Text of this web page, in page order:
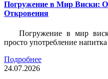
Погружение в Мир Виски:
Откровения
Погружение в мир
просто употребление напитка
Подробнее
24.07.2026